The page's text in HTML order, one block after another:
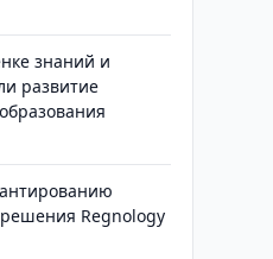
знаний и
развитие
решения Regnology